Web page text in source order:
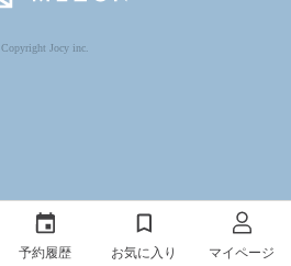
Copyright Jocy inc.
予約履歴 お気に入り マイページ